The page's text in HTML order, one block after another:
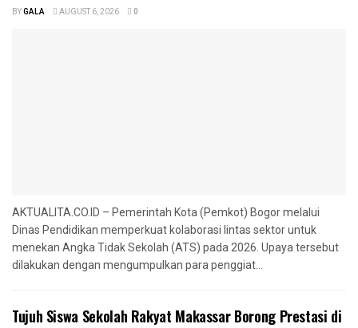
BYGALA AUGUST 6, 2026 0
AKTUALITA.CO.ID – Pemerintah Kota (Pemkot) Bogor melalui
Dinas Pendidikan memperkuat kolaborasi lintas sektor untuk
menekan Angka Tidak Sekolah (ATS) pada 2026. Upaya tersebut
dilakukan dengan mengumpulkan para penggiat...
Tujuh Siswa Sekolah Rakyat Makassar Borong Prestasi di